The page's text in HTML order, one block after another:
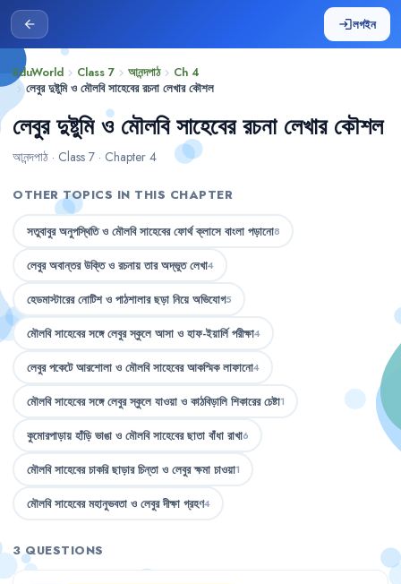
arrow_back loginলগইন
EduWorld chevron_right Class 7 chevron_right আনন্দপাঠchevron_right Ch 4
chevron_rightলেবুর দুষ্টুমি ও মৌলবি সাহেবের রচনা লেখার কৌশল
লেবুর দুষ্টুমি ও মৌলবি সাহেবের রচনা লেখার কৌশল
আনন্দপাঠ · Class 7 · Chapter 4
OTHER TOPICS IN THIS CHAPTER
সতুবাবুর অনুপস্থিতি ও মৌলবি সাহেবের ফোর্থ ক্লাসে বাংলা পড়ানো8
লেবুর অবান্তর উক্তি ও রচনায় তার অদ্ভুত লেখা4
হেডমাস্টারের নোটিশ ও পাঠশালার ছড়া নিয়ে অভিযোগ5
মৌলবি সাহেবের সঙ্গে লেবুর স্কুলে আসা ও হাফ-ইয়ার্লি পরীক্ষা4
লেবুর পকেটে আরশোলা ও মৌলবি সাহেবের আকস্মিক লাফানো4
মৌলবি সাহেবের সঙ্গে লেবুর স্কুলে যাওয়া ও কাঠবিড়ালি শিকারের চেষ্টা1
কুমোরপাড়ায় হাঁড়ি ভাঙা ও মৌলবি সাহেবের ছাতা বাঁধা রাখা6
মৌলবি সাহেবের চাকরি ছাড়ার চিন্তা ও লেবুর ক্ষমা চাওয়া1
মৌলবি সাহেবের মহানুভবতা ও লেবুর দীক্ষা গ্রহণ4
3 QUESTIONS